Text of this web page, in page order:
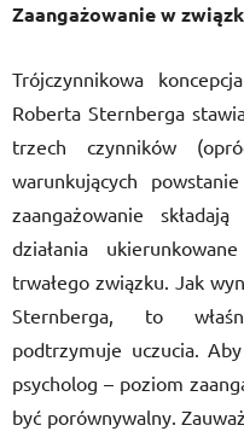
Zaangażowanie w
Trójczynnikowa
Roberta Sternberga
trzech czynników
warunkujących
zaangażowanie
działania
trwałego związku. Jak
Sternberga, to
podtrzymuje uczucia.
psycholog – poziom
być porównywalny.